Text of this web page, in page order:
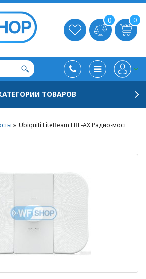
0 0
ТОВАРОВ
Ubiquiti LiteBeam LBE-AX Радио-мост